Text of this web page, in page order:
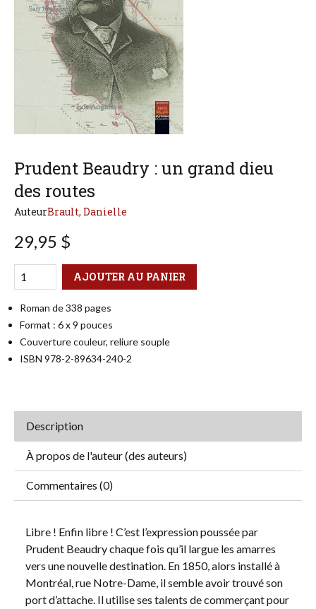
Prudent Beaudry : un grand dieu
des routes
AuteurBrault, Danielle
29,95 $
Qté
Format AJOUTER AU PANIER
Roman de 338 pages
Format : 6 x 9 pouces
Couverture couleur, reliure souple
ISBN 978-2-89634-240-2
Description
À propos de l'auteur (des auteurs)
Commentaires (0)
Libre ! Enfin libre ! C’est l’expression poussée par
Prudent Beaudry chaque fois qu’il largue les amarres
vers une nouvelle destination. En 1850, alors installé à
Montréal, rue Notre-Dame, il semble avoir trouvé son
port d’attache. Il utilise ses talents de commerçant pour